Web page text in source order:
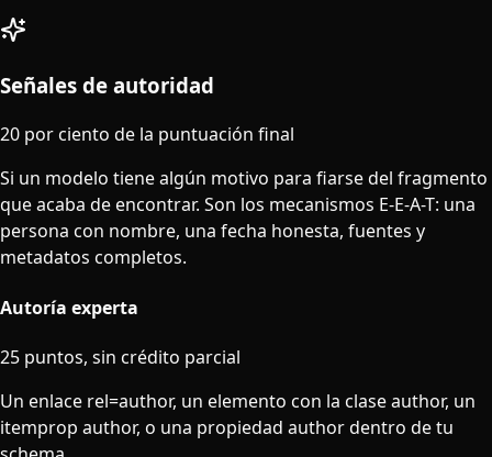
Señales de autoridad
20 por ciento de la puntuación final
Si un modelo tiene algún motivo para fiarse del fragmento
que acaba de encontrar. Son los mecanismos E-E-A-T: una
persona con nombre, una fecha honesta, fuentes y
metadatos completos.
Autoría experta
25 puntos, sin crédito parcial
Un enlace rel=author, un elemento con la clase author, un
itemprop author, o una propiedad author dentro de tu